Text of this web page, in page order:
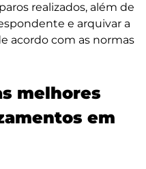
realizados, além de
e arquivar a
acordo com as normas
melhores
em